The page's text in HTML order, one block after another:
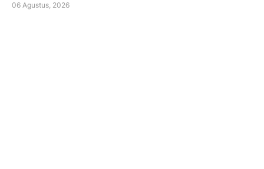
06 Agustus, 2026